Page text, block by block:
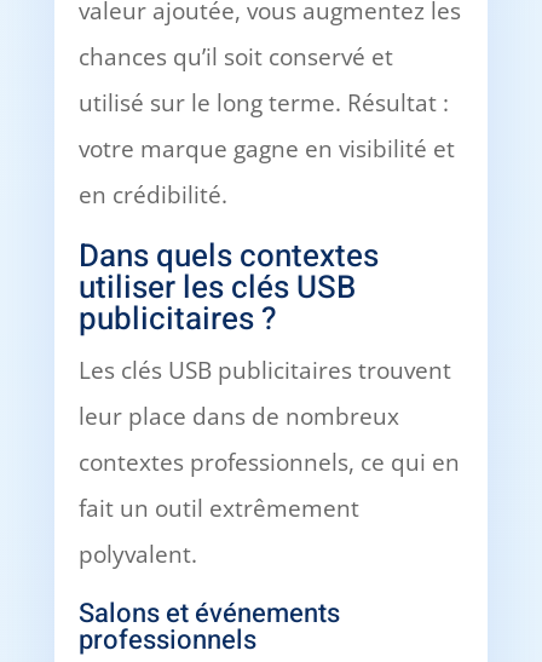
valeur ajoutée, vous augmentez les
chances qu’il soit conservé et
utilisé sur le long terme. Résultat :
votre marque gagne en visibilité et
en crédibilité.
Dans quels contextes
utiliser les clés USB
publicitaires ?
Les clés USB publicitaires trouvent
leur place dans de nombreux
contextes professionnels, ce qui en
fait un outil extrêmement
polyvalent.
Salons et événements
professionnels